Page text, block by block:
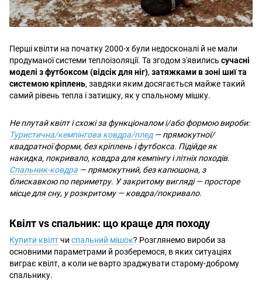
Перші квілти на початку 2000-х були недосконалі й не мали
продуманої системи теплоізоляції. Та згодом з'явились сучасні
моделі з футбоксом (відсік для ніг), затяжками в зоні шиї та
системою кріплень, завдяки яким досягається майже такий
самий рівень тепла і затишку, як у спальному мішку.
Не плутай квілт і схожі за функціоналом і/або формою вироби:
Туристична/кемпінгова ковдра/плед— прямокутної/
квадратної форми, без кріплень і футбокса. Підійде як
накидка, покривало, ковдра для кемпінгу і літніх походів.
Спальник-ковдра — прямокутний, без капюшона, з
блискавкою по периметру. У закритому вигляді — просторе
місце для сну, у розкритому — ковдра/покривало.
Квілт vs спальник: що краще для походу
Купити квілтчи спальний мішок? Розглянемо вироби за
основними параметрами й розберемося, в яких ситуаціях
виграє квілт, а коли не варто зраджувати старому-доброму
спальнику.